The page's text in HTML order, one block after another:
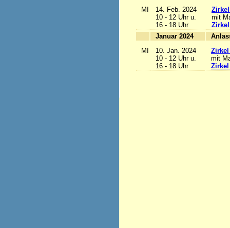
MI
14. Feb. 2024
10 - 12 Uhr u.
16 - 18 Uhr
mit
Januar 2024
MI
10. Jan. 2024
10 - 12 Uhr u.
16 - 18 Uhr
mit